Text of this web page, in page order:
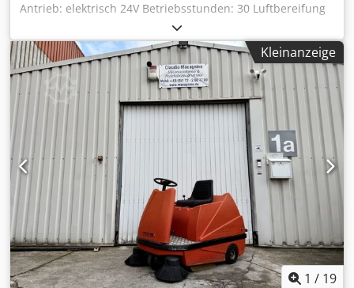
Antrieb: elektrisch 24V Betriebsstunden: 30 Luftbereifung
Hinterachse: ja Seitenbesen: Ja / 2x Reinigungsfläche: 6000
- 16000m² max Flächenleistung: 6700m²/h Arbeitsbreite
ohne Seitenbesen: 800mm Länge: 1600mm Breite:
1080mm Djdpfx Anexzfwneujck maximale Steigung: 10%
Betriebsstunden: 30 Ladegerät: inklusive
Kleinanzeige
1 / 19